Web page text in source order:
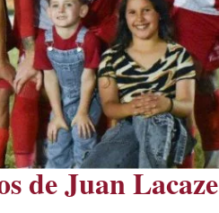
de Juan Lacaze